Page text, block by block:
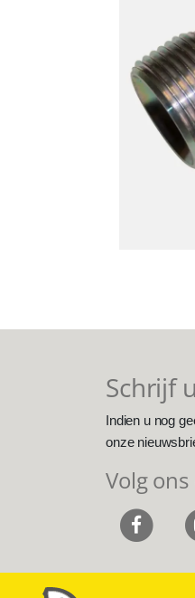
Schrijf
Indien u nog
onze
Volg